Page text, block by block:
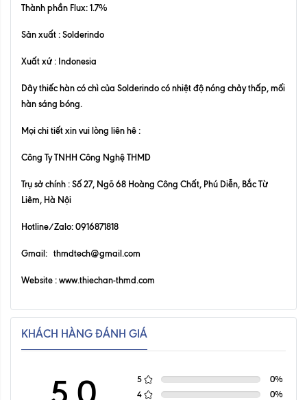
Thành phần Flux: 1.7%
Sản xuất : Solderindo
Xuất xứ : Indonesia
Dây thiếc hàn có chì của Solderindo có nhiệt độ nóng chảy thấp, mối
hàn sáng bóng.
Mọi chi tiết xin vui lòng liên hê :
Công Ty TNHH Công Nghệ THMD
Trụ sở chính : Số 27, Ngõ 68 Hoàng Công Chất, Phú Diễn, Bắc Từ
Liêm, Hà Nội
Hotline/Zalo: 0916871818
Gmail: thmdtech@gmail.com
Website :www.thiechan-thmd.com
KHÁCH HÀNG ĐÁNH GIÁ
5 0%
4
0%